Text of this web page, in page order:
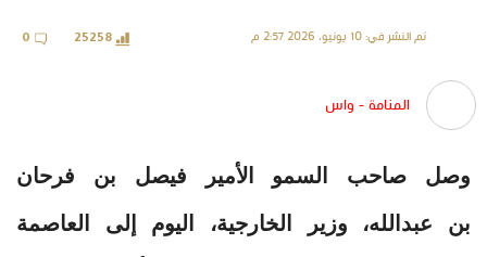
تم النشر في: 10 يونيو، 2026 2:57 م 25258
0
المنامة - واس
وصل صاحب السمو الأمير فيصل بن فرحان
بن عبدالله، وزير الخارجية، اليوم إلى العاصمة